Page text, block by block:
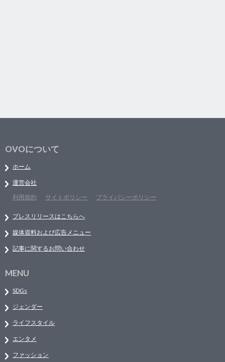
OVOについて
ホーム
運営会社
利用規約
サイトポリシー プライバシーポリシー
プレスリリースはこちらへ
媒体資料および広告メニュー
記事に関するお問い合わせ
MENU
SDGs
ジェンダー
ライフスタイル
エンタメ
ファッション